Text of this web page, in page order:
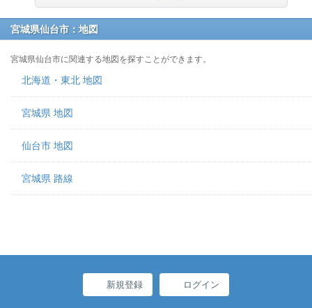
宮城県仙台市：地図
宮城県仙台市に関連する地図を探すことができます。
北海道・東北 地図
宮城県 地図
仙台市 地図
宮城県 路線
新規登録 ログイン